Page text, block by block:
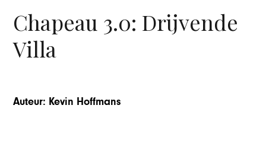
Chapeau 3.0: Drijvende
Villa
Auteur: Kevin Hoffmans